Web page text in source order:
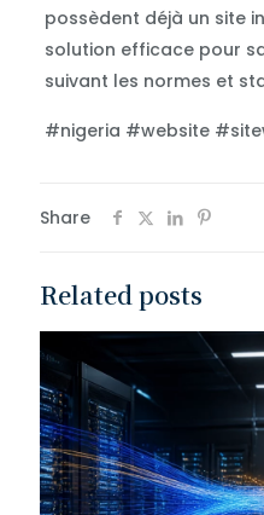
possèdent déjà un site
solution efficace pour
suivant les normes et
#nigeria #website
Share
Related posts